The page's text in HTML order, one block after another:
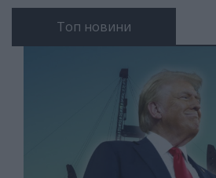
Топ новини